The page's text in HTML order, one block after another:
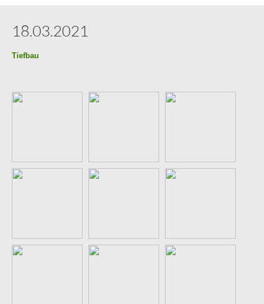
18.03.2021
Tiefbau